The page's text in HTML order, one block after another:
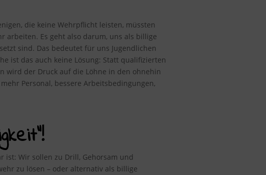
die keine Wehrpflicht leisten, müssten
arbeiten. Es geht also darum, uns als billige
sind. Das bedeutet für uns Jugendlichen
ist das auch keine Lösung: Statt qualifizierten
wird der Druck auf die Löhne in den ohnehin
Personal, bessere Arbeitsbedingungen,
ist: Wir sollen zu Drill, Gehorsam und
zu lösen – oder alternativ als billige